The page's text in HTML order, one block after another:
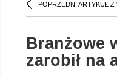
POPRZEDNI ARTYKUŁ Z
Branżowe
zarobił na